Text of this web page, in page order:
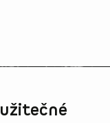
užitečné